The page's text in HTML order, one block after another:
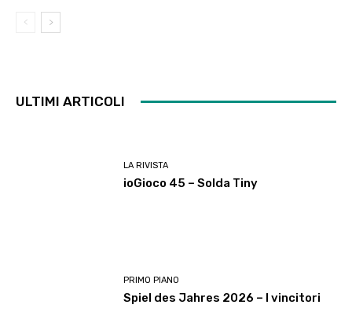
ULTIMI ARTICOLI
LA RIVISTA
ioGioco 45 – Solda Tiny
PRIMO PIANO
Spiel des Jahres 2026 – I vincitori